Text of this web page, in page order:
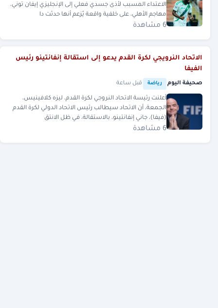
الاعتداء المسبب لأذى جسدي فعلي إلى الإنجليزي إيفان توني،
مهاجم الأهلي، على خلفية واقعة يُزعم أنها حدثت دا
6 مشاهدة
الاتحاد النرويجي لكرة القدم يدعو إلى استقالة إنفانتينو رئيس
الفيفا
صحيفة اليوم رياضة قبل ساعة
أعلنت رئيسة الاتحاد النروجي لكرة القدم، ليزه كلافينيس،
الجمعة، أن الاتحاد سيطالب رئيس الاتحاد الدولي لكرة القدم
(فيفا)، جاني إنفانتينو، بالاستقالة، في ظل الانتق
6 مشاهدة